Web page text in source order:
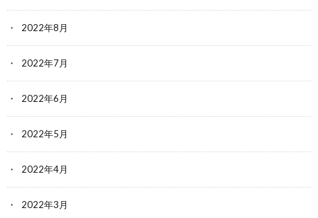
2022年8月
2022年7月
2022年6月
2022年5月
2022年4月
2022年3月